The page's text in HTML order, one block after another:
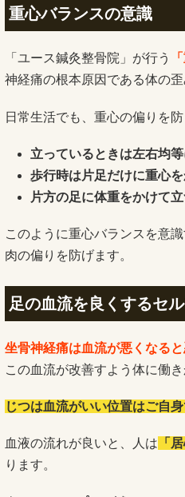
重心バランスの意識
「ユース鍼灸整骨院」が行う
神経痛の根本原因である体の歪
日常生活でも、重心の偏りを防
立っているときは左右均
歩行時は片足だけに重心
片方の足に体重をかけて
このように重心バランスを意
肉の偏りを防げます。
足の血流を良くするセ
坐骨神経痛は血流が悪くなる
この血流が改善すよう体に働き
じつは血流がいい位置はご自
血液の流れが良いと、人は 「
ります。